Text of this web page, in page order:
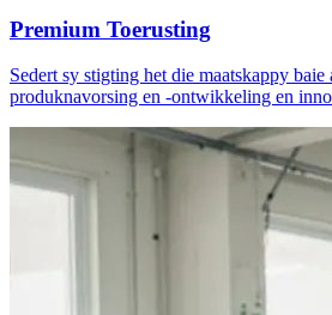
Premium Toerusting
Sedert sy stigting het die maatskappy baie
produknavorsing en -ontwikkeling en